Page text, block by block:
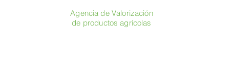
Agencia de Valorización
de productos agrícolas